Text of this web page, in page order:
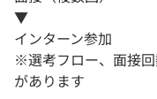
▼
インターン参加
※選考フロー、面接
があります